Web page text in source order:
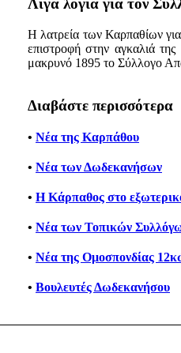
Λίγα λόγια για τον
Η λατρεία των Καρπαθίων για
επιστροφή στην αγκαλιά
μακρυνό 1895 το Σύλλογο
Διαβάστε περισσότερα
• Νέα της Καρπάθου
• Νέα των Δωδεκανήσων
• Η Κάρπαθος στο
• Νέα των Τοπικών
• Νέα της Ομοσπονδίας
• Βουλευτές Δωδεκανήσου